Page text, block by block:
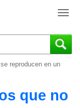
T
g
g
a
v
reproducen en un
que no